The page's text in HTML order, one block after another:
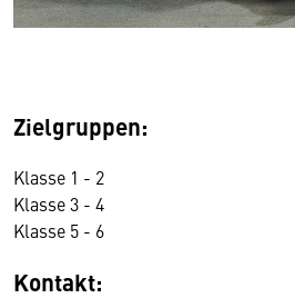
Zielgruppen:
Klasse 1 - 2
Klasse 3 - 4
Klasse 5 - 6
Kontakt: